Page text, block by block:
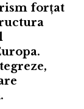
forțat